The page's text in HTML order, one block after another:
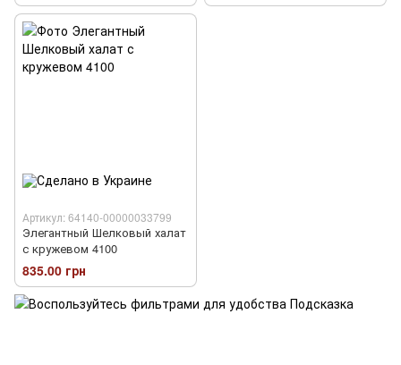
Артикул: 64140-00000033799
Элегантный Шелковый халат
с кружевом 4100
835.00 грн